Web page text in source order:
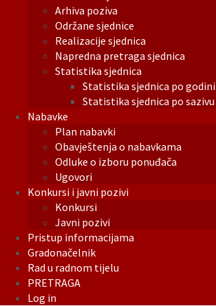
Arhiva poziva
Održane sjednice
Realizacije sjednica
Napredna pretraga sjednica
Statistika sjednica
Statistika sjednica po godini
Statistika sjednica po sazivu
Nabavke
Plan nabavki
Obavještenja o nabavkama
Odluke o izboru ponuđača
Ugovori
Konkursi i javni pozivi
Konkursi
Javni pozivi
Pristup informacijama
Gradonačelnik
Rad u radnom tijelu
PRETRAGA
Log in